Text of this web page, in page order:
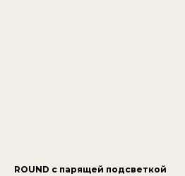
ROUND с парящей подсветкой